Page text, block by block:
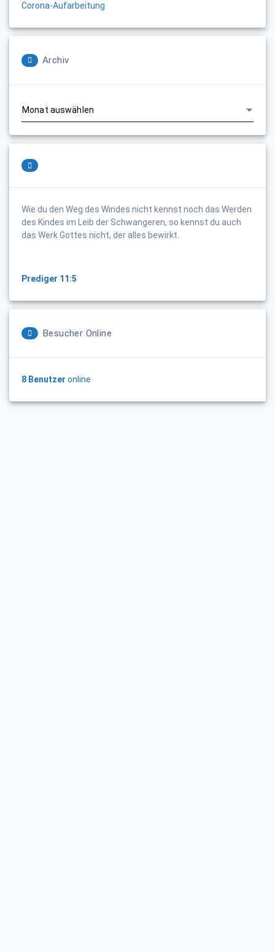
Corona-Aufarbeitung
Archiv
Wie du den Weg des Windes nicht kennst noch das Werden
des Kindes im Leib der Schwangeren, so kennst du auch
das Werk Gottes nicht, der alles bewirkt.
Prediger 11:5
Besucher Online
8 Benutzer online